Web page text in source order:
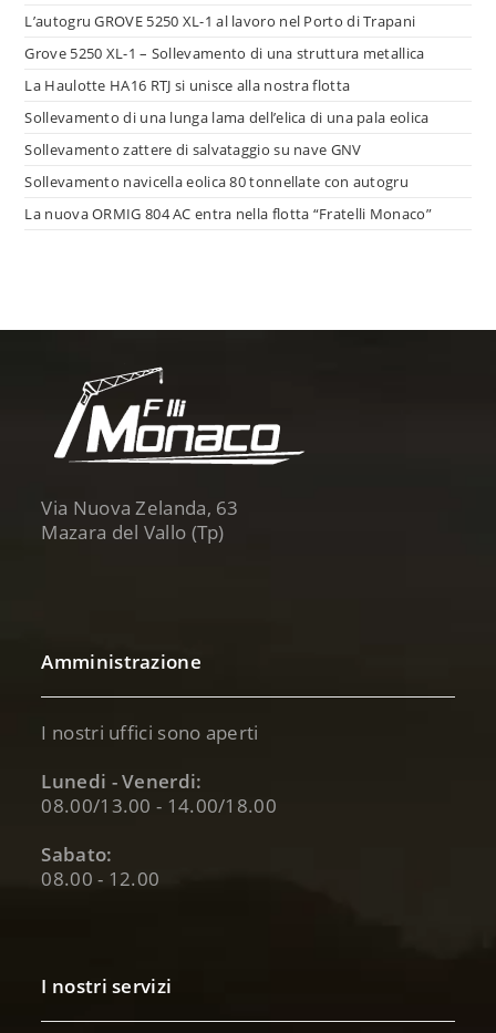
L’autogru GROVE 5250 XL-1 al lavoro nel Porto di Trapani
Grove 5250 XL-1 – Sollevamento di una struttura metallica
La Haulotte HA16 RTJ si unisce alla nostra flotta
Sollevamento di una lunga lama dell’elica di una pala eolica
Sollevamento zattere di salvataggio su nave GNV
Sollevamento navicella eolica 80 tonnellate con autogru
La nuova ORMIG 804 AC entra nella flotta “Fratelli Monaco”
Via Nuova Zelanda, 63
Mazara del Vallo (Tp)
Amministrazione
I nostri uffici sono aperti
Lunedi - Venerdi:
08.00/13.00 - 14.00/18.00
Sabato:
08.00 - 12.00
I nostri servizi